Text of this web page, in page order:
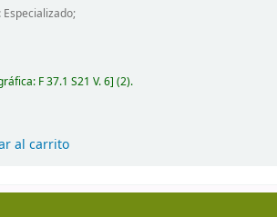
Especializado;
F 37.1 S21 V. 6 (2).
al carrito